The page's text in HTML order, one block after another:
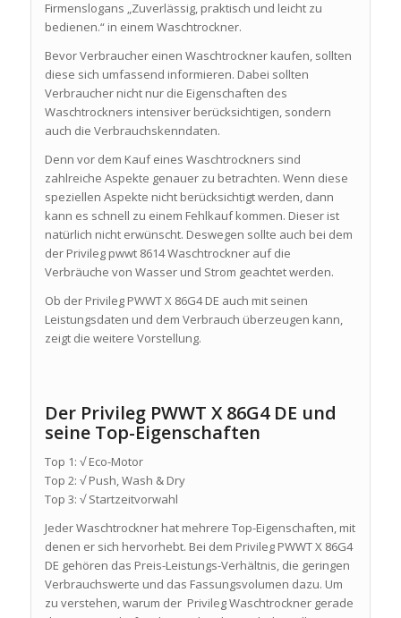
Firmenslogans „Zuverlässig, praktisch und leicht zu
bedienen.“ in einem Waschtrockner.
Bevor Verbraucher einen Waschtrockner kaufen, sollten
diese sich umfassend informieren. Dabei sollten
Verbraucher nicht nur die Eigenschaften des
Waschtrockners intensiver berücksichtigen, sondern
auch die Verbrauchskenndaten.
Denn vor dem Kauf eines Waschtrockners sind
zahlreiche Aspekte genauer zu betrachten. Wenn diese
speziellen Aspekte nicht berücksichtigt werden, dann
kann es schnell zu einem Fehlkauf kommen. Dieser ist
natürlich nicht erwünscht. Deswegen sollte auch bei dem
der Privileg pwwt 8614 Waschtrockner auf die
Verbräuche von Wasser und Strom geachtet werden.
Ob der Privileg PWWT X 86G4 DE auch mit seinen
Leistungsdaten und dem Verbrauch überzeugen kann,
zeigt die weitere Vorstellung.
Der Privileg PWWT X 86G4 DE und
seine Top-Eigenschaften
Top 1: √ Eco-Motor
Top 2: √ Push, Wash & Dry
Top 3: √ Startzeitvorwahl
Jeder Waschtrockner hat mehrere Top-Eigenschaften, mit
denen er sich hervorhebt. Bei dem Privileg PWWT X 86G4
DE gehören das Preis-Leistungs-Verhältnis, die geringen
Verbrauchswerte und das Fassungsvolumen dazu. Um
zu verstehen, warum der Privileg Waschtrockner gerade